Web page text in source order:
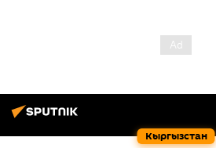
Кыргызстан